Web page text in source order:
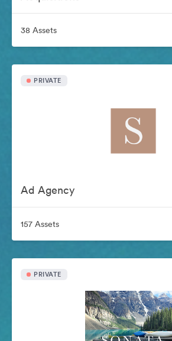
38 Assets
PRIVATE
Ad Agency
157 Assets
PRIVATE